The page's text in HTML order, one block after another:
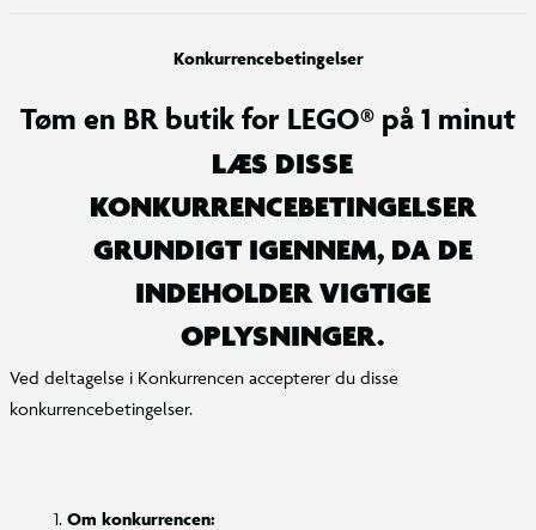
Konkurrencebetingelser
Tøm en BR butik for LEGO® på 1 minut
LÆS DISSE
KONKURRENCEBETINGELSER
GRUNDIGT IGENNEM, DA DE
INDEHOLDER VIGTIGE
OPLYSNINGER.
Ved deltagelse i Konkurrencen accepterer du disse
konkurrencebetingelser.
Om konkurrencen: